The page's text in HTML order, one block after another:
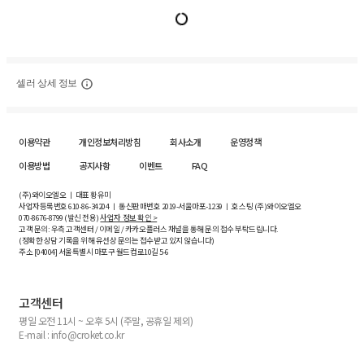
셀러 상세 정보
이용약관 개인정보처리방침 회사소개
운영정책
이용방법
공지사항 이벤트 FAQ
(주)와이오엘오 ㅣ 대표 황유미
사업자등록번호610-86-34204ㅣ 통신판매번호 2019-서울마포-1239 ㅣ 호스팅 (주)와이오엘오
070-8676-8799 (발신 전용)사업자 정보 확인 >
고객 문의: 우측 고객센터 / 이메일 / 카카오플러스 채널을 통해 문의 접수 부탁드립니다.
(정확한 상담 기록을 위해 유선상 문의는 접수받고 있지 않습니다)
주소 [04004] 서울특별시 마포구 월드컵로10길5-6
고객센터
평일 오전 11시 ~ 오후 5시 (주말, 공휴일 제외)
E-mail : info@croket.co.kr